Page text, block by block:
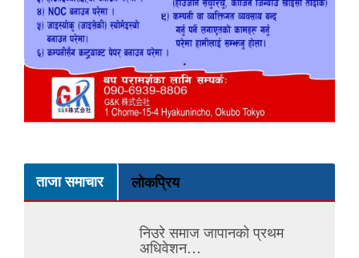
ताजा समाचार लोकप्रिय
निउरे समाज जापानको प्रथम
अधिवेशन…